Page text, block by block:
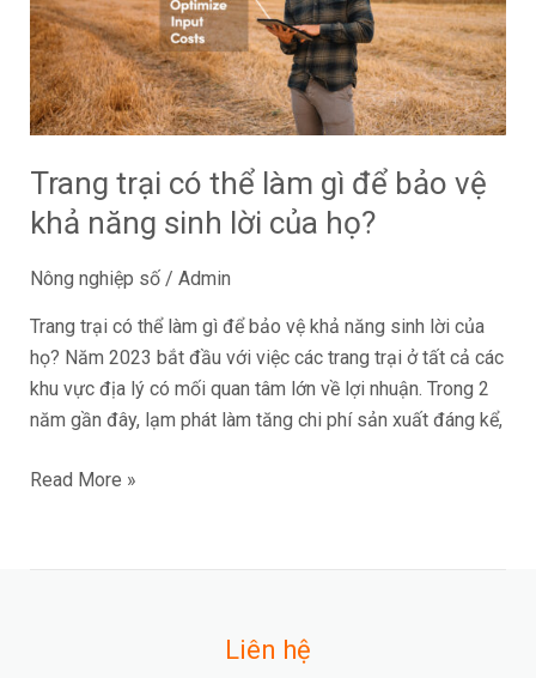
Trang trại có thể làm gì để bảo vệ
khả năng sinh lời của họ?
Nông nghiệp số/ Admin
Trang trại có thể làm gì để bảo vệ khả năng sinh lời của
họ? Năm 2023 bắt đầu với việc các trang trại ở tất cả các
khu vực địa lý có mối quan tâm lớn về lợi nhuận. Trong 2
năm gần đây, lạm phát làm tăng chi phí sản xuất đáng kể,
thể
làm
gì
để
bảo
vệ
năng
sinh
của
họ?
Read More »
Liên hệ